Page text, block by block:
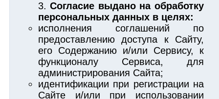
Согласие выдано на обработку
персональных данных в целях:
исполнения соглашений по
предоставлению доступа к Сайту,
его Содержанию и/или Сервису, к
функционалу Сервиса, для
администрирования Сайта;
идентификации при регистрации на
Сайте и/или при использовании